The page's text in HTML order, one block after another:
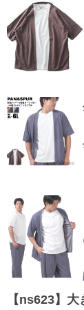
【ns623】